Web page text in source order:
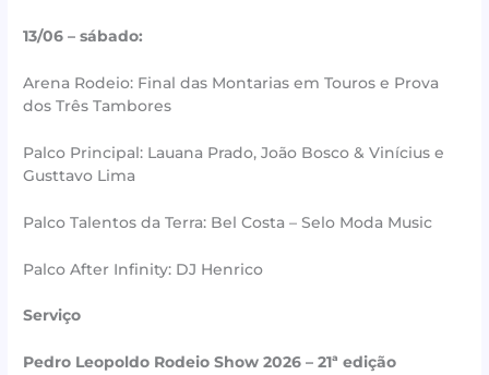
13/06 – sábado:
Arena Rodeio: Final das Montarias em Touros e Prova
dos Três Tambores
Palco Principal: Lauana Prado, João Bosco & Vinícius e
Gusttavo Lima
Palco Talentos da Terra: Bel Costa – Selo Moda Music
Palco After Infinity: DJ Henrico
Serviço
Pedro Leopoldo Rodeio Show 2026 – 21ª edição